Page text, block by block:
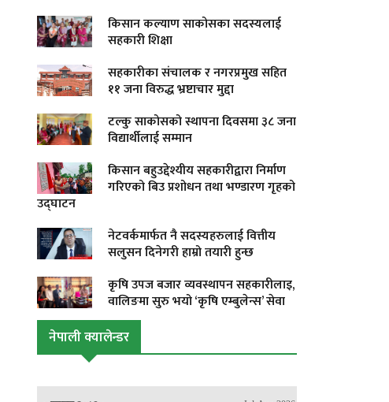
किसान कल्याण साकोसका सदस्यलाई
सहकारी शिक्षा
सहकारीका संचालक र नगरप्रमुख सहित
११ जना विरुद्ध भ्रष्टाचार मुद्दा
टल्कु साकोसको स्थापना दिवसमा ३८ जना
विद्यार्थीलाई सम्मान
किसान बहुउद्देश्यीय सहकारीद्वारा निर्माण
गरिएको बिउ प्रशोधन तथा भण्डारण गृहको
उद्घाटन
नेटवर्कमार्फत नै सदस्यहरुलाई वित्तीय
सलुसन दिनेगरी हाम्रो तयारी हुन्छ
कृषि उपज बजार व्यवस्थापन सहकारीलाइ,
वालिङमा सुरु भयो ‘कृषि एम्बुलेन्स’ सेवा
नेपाली क्यालेन्डर